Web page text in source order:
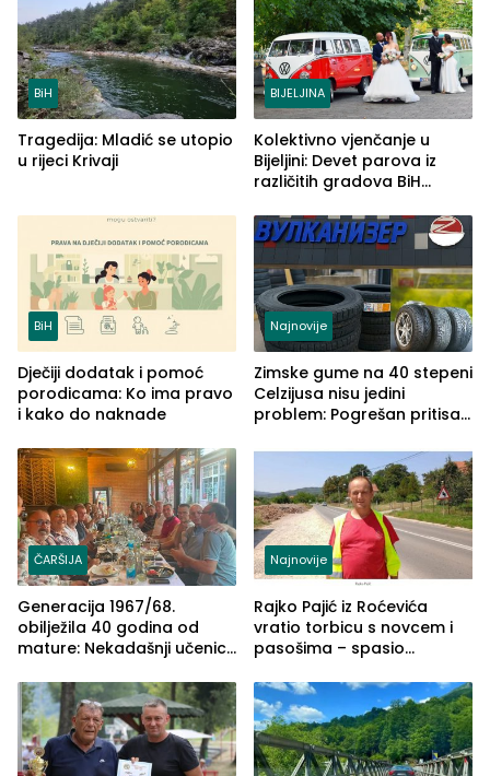
BiH
Tragedija: Mladić se utopio
u rijeci Krivaji
BIJELJINA
Kolektivno vjenčanje u
Bijeljini: Devet parova iz
različitih gradova BiH
BiH
Dječiji dodatak i pomoć
porodicama: Ko ima pravo
i kako do naknade
Najnovije
Zimske gume na 40 stepeni
Celzijusa nisu jedini
problem: Pogrešan pritisak
ČARŠIJA
Generacija 1967/68.
obilježila 40 godina od
mature: Nekadašnji učenici
(FOTO)
Najnovije
Rajko Pajić iz Roćevića
vratio torbicu s novcem i
pasošima – spasio
Grčkoj